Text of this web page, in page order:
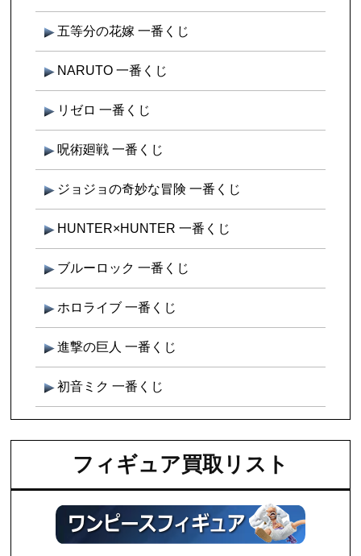
五等分の花嫁 一番くじ
NARUTO 一番くじ
リゼロ 一番くじ
呪術廻戦 一番くじ
ジョジョの奇妙な冒険 一番くじ
HUNTER×HUNTER 一番くじ
ブルーロック 一番くじ
ホロライブ 一番くじ
進撃の巨人 一番くじ
初音ミク 一番くじ
フィギュア買取リスト